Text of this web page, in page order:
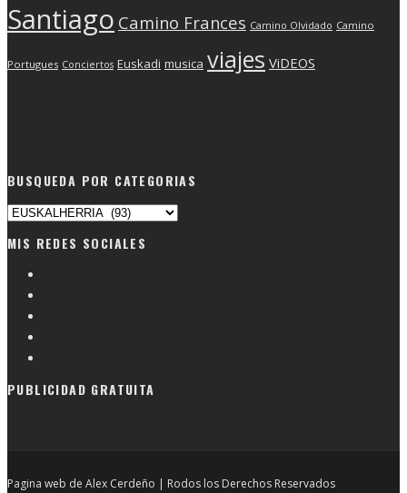
Santiago Camino Frances Camino Olvidado Camino
Portugues Conciertos Euskadi musica viajes ViDEOS
BUSQUEDA POR CATEGORIAS
Busqueda
categorias
MIS REDES SOCIALES
PUBLICIDAD GRATUITA
Pagina web de Alex Cerdeño | Rodos los Derechos Reservados